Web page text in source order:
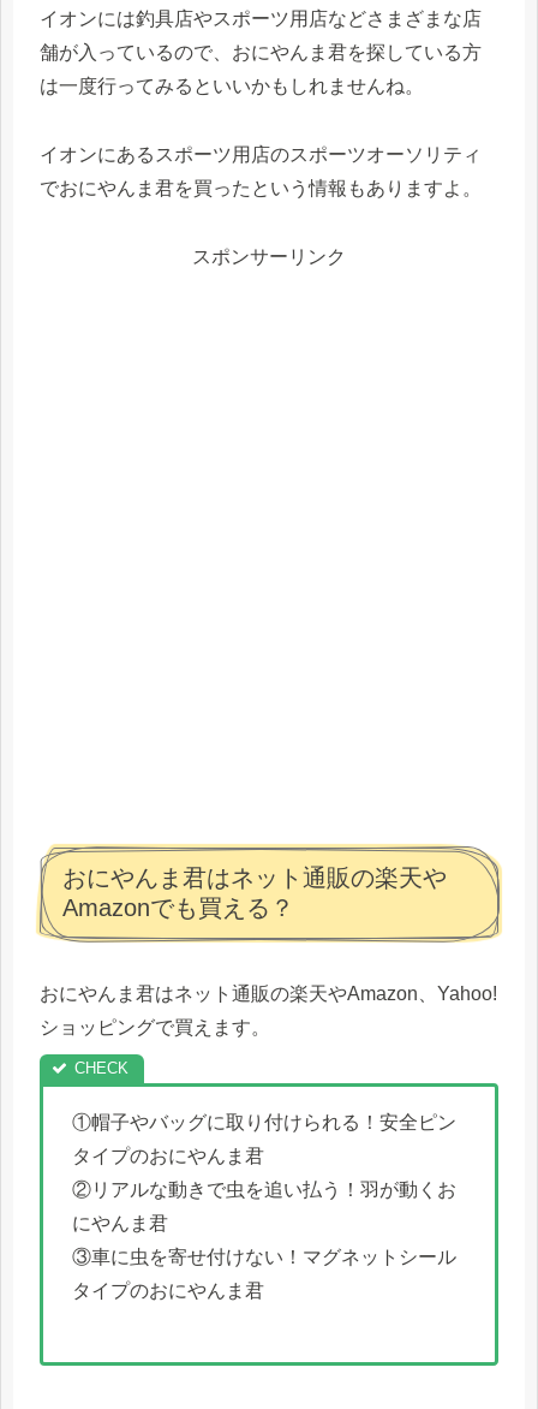
イオンには釣具店やスポーツ用店などさまざまな店
舗が入っているので、おにやんま君を探している方
は一度行ってみるといいかもしれませんね。
イオンにあるスポーツ用店のスポーツオーソリティ
でおにやんま君を買ったという情報もありますよ。
スポンサーリンク
おにやんま君はネット通販の楽天や
Amazonでも買える？
おにやんま君はネット通販の楽天やAmazon、Yahoo!
ショッピングで買えます。
①帽子やバッグに取り付けられる！安全ピン
タイプのおにやんま君
②リアルな動きで虫を追い払う！羽が動くお
にやんま君
③車に虫を寄せ付けない！マグネットシール
タイプのおにやんま君